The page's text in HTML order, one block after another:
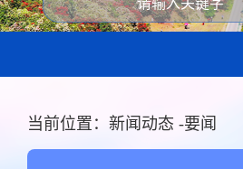
当前位置： 新闻动态 -要闻